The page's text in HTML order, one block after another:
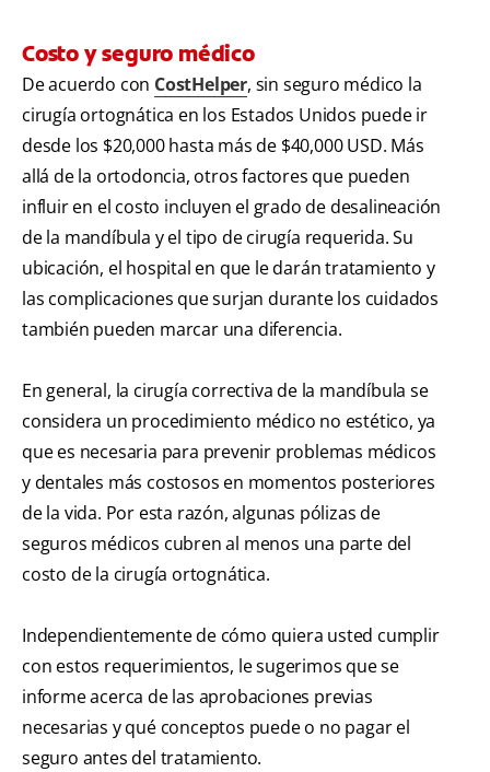
Costo y seguro médico
De acuerdo con CostHelper, sin seguro médico la
cirugía ortognática en los Estados Unidos puede ir
desde los $20,000 hasta más de $40,000 USD. Más
allá de la ortodoncia, otros factores que pueden
influir en el costo incluyen el grado de desalineación
de la mandíbula y el tipo de cirugía requerida. Su
ubicación, el hospital en que le darán tratamiento y
las complicaciones que surjan durante los cuidados
también pueden marcar una diferencia.
En general, la cirugía correctiva de la mandíbula se
considera un procedimiento médico no estético, ya
que es necesaria para prevenir problemas médicos
y dentales más costosos en momentos posteriores
de la vida. Por esta razón, algunas pólizas de
seguros médicos cubren al menos una parte del
costo de la cirugía ortognática.
Independientemente de cómo quiera usted cumplir
con estos requerimientos, le sugerimos que se
informe acerca de las aprobaciones previas
necesarias y qué conceptos puede o no pagar el
seguro antes del tratamiento.